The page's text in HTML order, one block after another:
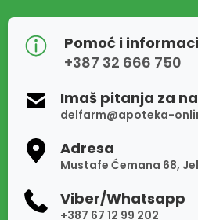
Pomoć i
+387 32 666 750
Imaš pitanja za
delfarm@apoteka-
Adresa
Mustafe Ćemana 68,
Viber/Whatsapp
+387 67 12 99 202